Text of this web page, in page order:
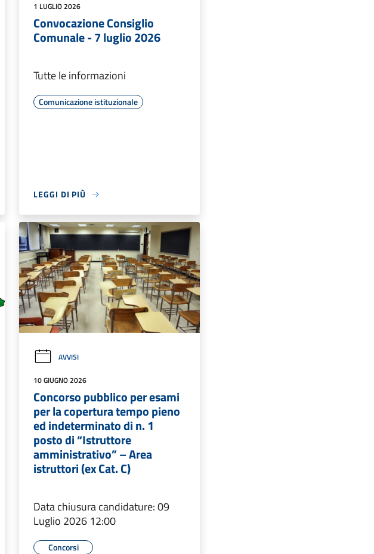
1 LUGLIO 2026
Convocazione Consiglio
Comunale - 7 luglio 2026
Tutte le informazioni
Comunicazione istituzionale
LEGGI DI PIÙ
AVVISI
10 GIUGNO 2026
Concorso pubblico per esami
per la copertura tempo pieno
ed indeterminato di n. 1
posto di “Istruttore
amministrativo” – Area
istruttori (ex Cat. C)
Data chiusura candidature: 09
Luglio 2026 12:00
Concorsi